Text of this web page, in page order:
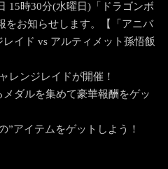
15時30分(水曜日)「ドラゴンボ
をお知らせします。【「アニバ
イド vs アルティメット孫悟飯
レンジレイドが開催！
ダルを集めて豪華報酬をゲッ
”アイテムをゲットしよう！